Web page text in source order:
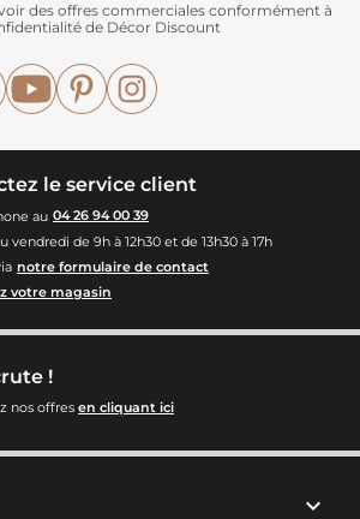
des offres commerciales conformément à
de Décor Discount
FacebookYouTubePinterest
le service client
au 04 26 94 00 39
vendredi de 9h à 12h30 et de 13h30 à 17h
notre formulaire de contact
votre magasin
!
nos offres en cliquant ici
